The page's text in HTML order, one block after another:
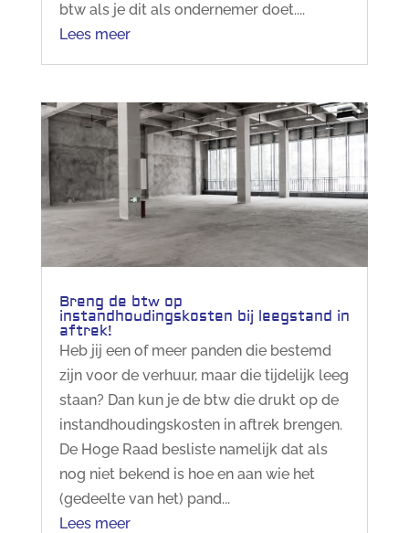
btw als je dit als ondernemer doet....
Lees meer
Breng de btw op
instandhoudingskosten bij leegstand in
aftrek!
Heb jij een of meer panden die bestemd
zijn voor de verhuur, maar die tijdelijk leeg
staan? Dan kun je de btw die drukt op de
instandhoudingskosten in aftrek brengen.
De Hoge Raad besliste namelijk dat als
nog niet bekend is hoe en aan wie het
(gedeelte van het) pand...
Lees meer